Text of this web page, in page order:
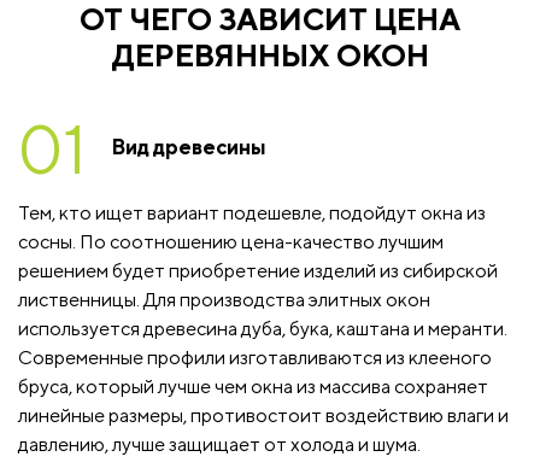
ОТ ЧЕГО ЗАВИСИТ ЦЕНА
ДЕРЕВЯННЫХ ОКОН
01 Вид древесины
Тем, кто ищет вариант подешевле, подойдут окна из
сосны. По соотношению цена-качество лучшим
решением будет приобретение изделий из сибирской
лиственницы. Для производства элитных окон
используется древесина дуба, бука, каштана и меранти.
Современные профили изготавливаются из клееного
бруса, который лучше чем окна из массива сохраняет
линейные размеры, противостоит воздействию влаги и
давлению, лучше защищает от холода и шума.